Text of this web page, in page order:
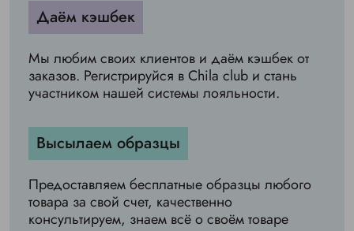
Даём кэшбек
Мы любим своих клиентов и даём кэшбек от
заказов. Регистрируйся в Chila club и стань
участником нашей системы лояльности.
Высылаем образцы
Предоставляем бесплатные образцы любого
товара за свой счет, качественно
консультируем, знаем всё о своём товаре